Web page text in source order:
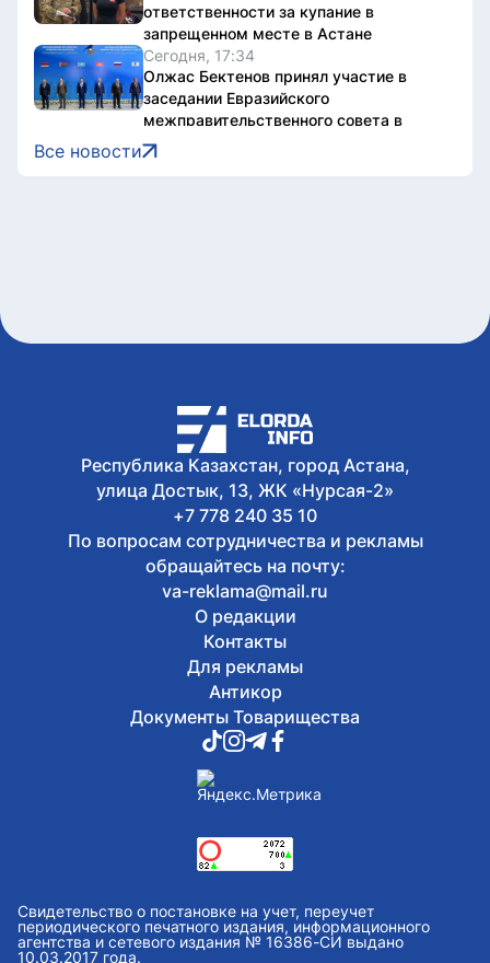
ответственности за купание в
запрещенном месте в Астане
Сегодня, 17:34
Олжас Бектенов принял участие в
заседании Евразийского
межправительственного совета в
узком формате в Чолпон-Ате
Сегодня, 17:32
Сегодня, 16:48
В Уральске проводили в последний
путь ветерана ВОВ Ивана Гапича
Сегодня, 16:24
В Астане прошел творческий вечер ко
дню рождения Абая
Все новости
Республика Казахстан, город Астана,
улица Достык, 13, ЖК «Нурсая-2»
+7 778 240 35 10
По вопросам сотрудничества и рекламы
обращайтесь на почту:
va-reklama@mail.ru
О редакции
Контакты
Для рекламы
Антикор
Документы Товарищества
Свидетельство о постановке на учет, переучет
периодического печатного издания, информационного
агентства и сетевого издания № 16386-СИ выдано
10.03.2017 года.